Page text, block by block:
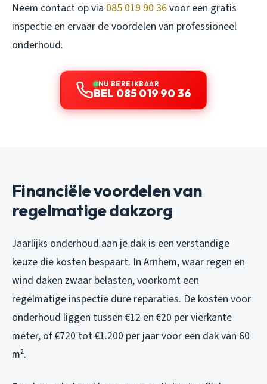
Neem contact op via 085 019 90 36voor een gratis
inspectie en ervaar de voordelen van professioneel
onderhoud.
NU BEREIKBAAR
BEL 085 019 90 36
Financiële voordelen van
regelmatige dakzorg
Jaarlijks onderhoud aan je dak is een verstandige
keuze die kosten bespaart. In Arnhem, waar regen en
wind daken zwaar belasten, voorkomt een
regelmatige inspectie dure reparaties. De kosten voor
onderhoud liggen tussen €12 en €20 per vierkante
meter, of €720 tot €1.200 per jaar voor een dak van 60
m².